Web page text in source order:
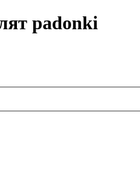
padonki